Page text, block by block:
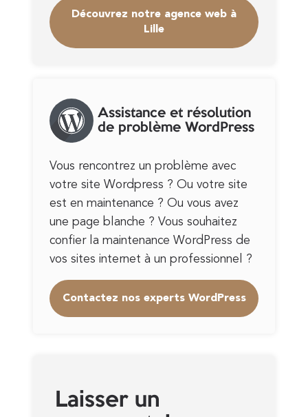
Découvrez notre agence web à
Lille
Assistance et résolution
de problème WordPress
Vous rencontrez un problème avec
votre site Wordpress ? Ou votre site
est en maintenance ? Ou vous avez
une page blanche ? Vous souhaitez
confier la maintenance WordPress de
vos sites internet à un professionnel ?
Contactez nos experts WordPress
Laisser un